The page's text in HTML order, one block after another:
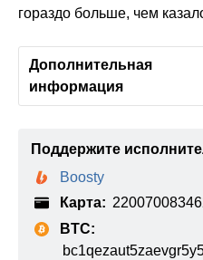
гораздо больше, чем
Дополнительная
информация
Поддержите
Boosty
Карта:
BTC: